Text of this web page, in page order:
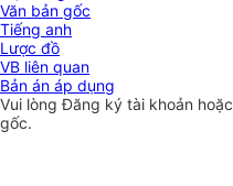
Văn bản gốc
Tiếng anh
Lược đồ
VB liên quan
Bản án áp dụng
Vui lòngĐăng ký tài khoản hoặc
gốc.